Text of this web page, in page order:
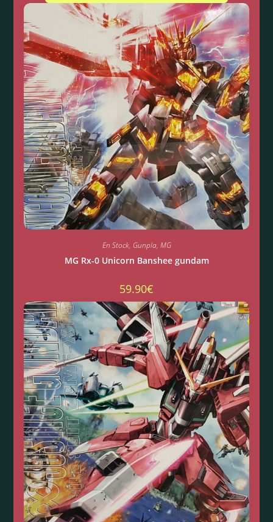
En Stock, Gunpla, MG
MG Rx-0 Unicorn Banshee gundam
59.90€